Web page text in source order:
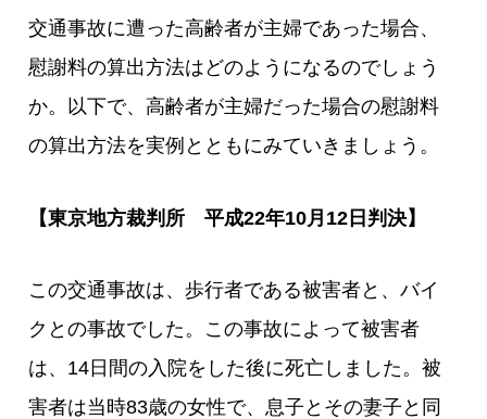
交通事故に遭った高齢者が主婦であった場合、
慰謝料の算出方法はどのようになるのでしょう
か。以下で、高齢者が主婦だった場合の慰謝料
の算出方法を実例とともにみていきましょう。
【東京地方裁判所 平成22年10月12日判決】
この交通事故は、歩行者である被害者と、バイ
クとの事故でした。この事故によって被害者
は、14日間の入院をした後に死亡しました。被
害者は当時83歳の女性で、息子とその妻子と同